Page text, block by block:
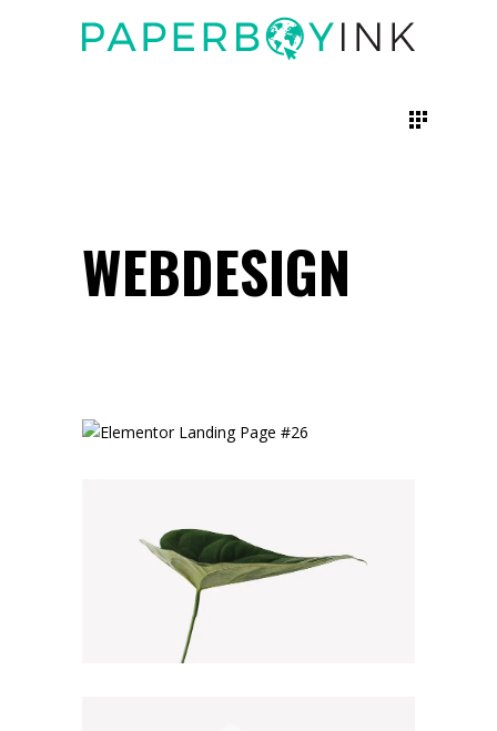
WEBDESIGN